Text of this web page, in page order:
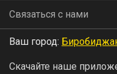
Связаться с нами
Ваш город:
Скачайте наше